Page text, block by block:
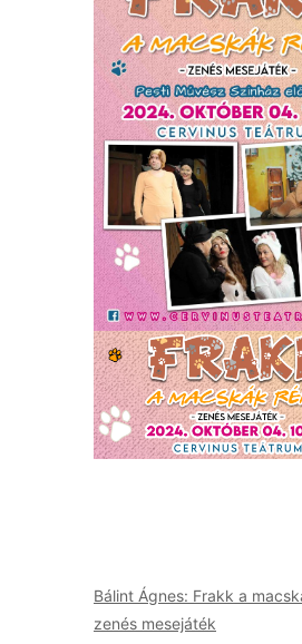
Bálint Ágnes: Frakk a
zenés mesejáték